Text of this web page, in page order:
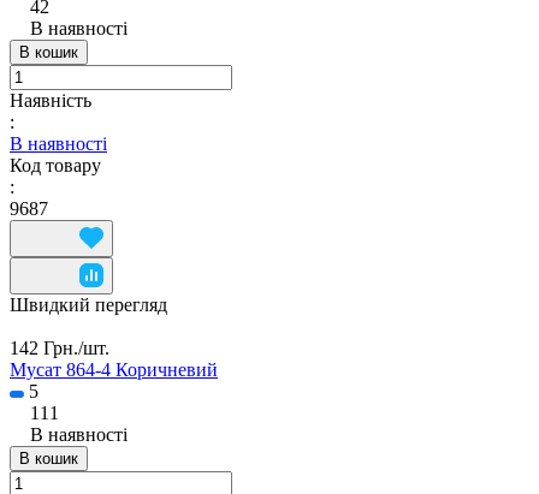
42
В наявності
В кошик
Наявність
:
В наявності
Код товару
:
9687
Швидкий перегляд
142 Грн./шт.
Мусат 864-4 Коричневий
5
111
В наявності
В кошик